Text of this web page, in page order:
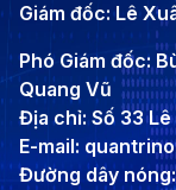
Giám đốc: Lê
Phó Giám đốc:
Quang Vũ
Địa chỉ: Số 33
E-mail:
Đường dây